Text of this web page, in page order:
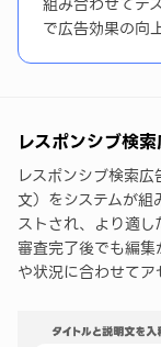
で広告効果の向
レスポンシブ検
レスポンシブ検索
文）をシステムが組
ストされ、より適し
審査完了後でも編
や状況に合わせてア